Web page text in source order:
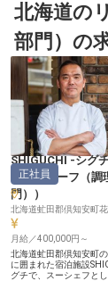
北海道の
部門）の
SHIGUCHI -シグ
ダー・チーフ（調
門）
）
正社員
北海道虻田郡倶知安町
月給／400,000円～
北海道虻田郡倶知安町
に囲まれた宿泊施設
グチで、スーシェフとし